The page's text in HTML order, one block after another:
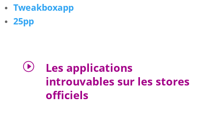
Tweakboxapp
25pp
I
Les applications
introuvables sur les stores
officiels